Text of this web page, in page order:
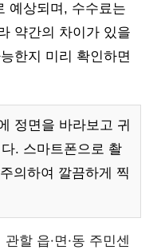
예상되며, 수수료는
약간의 차이가 있을
한지 미리 확인하면
정면을 바라보고 귀
. 스마트폰으로 촬
의하여 깔끔하게 찍
할 읍·면·동 주민센